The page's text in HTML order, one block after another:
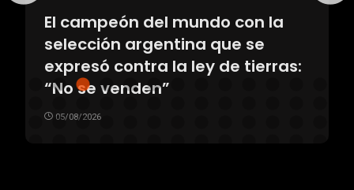
El campeón del mundo con la
selección argentina que se
expresó contra la ley de tierras:
“No se venden”
05/08/2026